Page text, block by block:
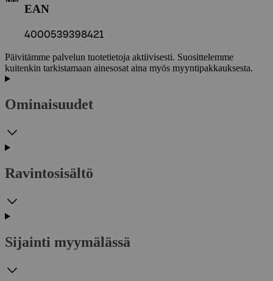
EAN
4000539398421
Päivitämme palvelun tuotetietoja aktiivisesti. Suosittelemme
kuitenkin tarkistamaan ainesosat aina myös myyntipakkauksesta.
Ominaisuudet
Ravintosisältö
Sijainti myymälässä